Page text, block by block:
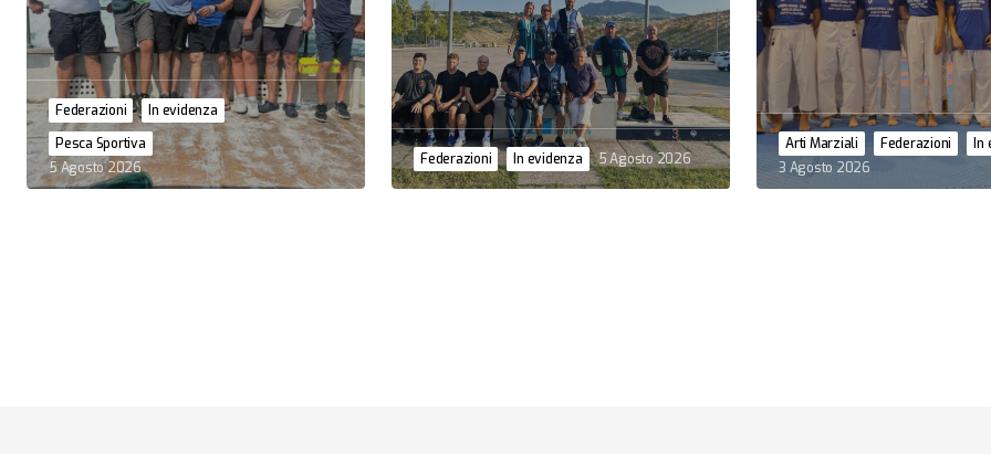
Federazioni
In evidenza
Pesca Sportiva
5 Agosto 2026
Federazioni In evidenza 5 Agosto 2026
Arti Marziali Federazioni
In
3 Agosto 2026